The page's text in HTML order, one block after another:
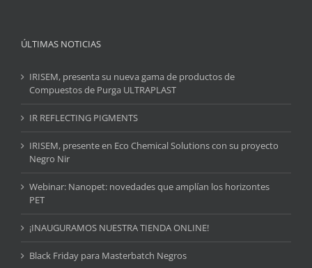
ÚLTIMAS NOTICIAS
IRISEM, presenta su nueva gama de productos de
Compuestos de Purga ULTRAPLAST
IR REFLECTING PIGMENTS
IRISEM, presente en Eco Chemical Solutions con su proyecto
Negro Nir
Webinar: Nanopet: novedades que amplían los horizontes
PET
¡INAUGURAMOS NUESTRA TIENDA ONLINE!
Black Friday para Masterbatch Negros